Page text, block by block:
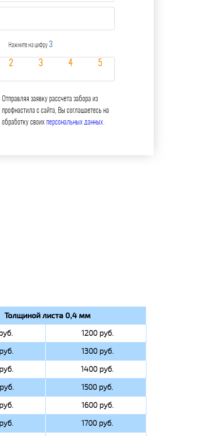
Нажмите на цифру 3
Отправляя заявку рассчета забора из
профнастила с сайта, Вы соглашаетесь на
обработку своих персональных данных.
Толщиной листа 0,4 мм
1200 руб.
1300 руб.
1400 руб.
1500 руб.
1600 руб.
1700 руб.